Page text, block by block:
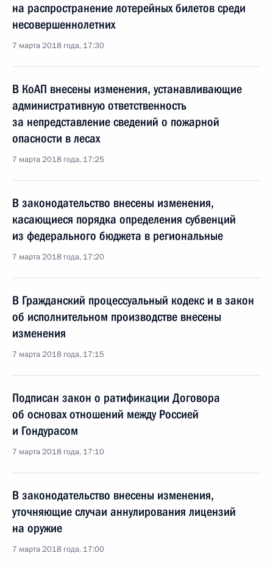
на распространение лотерейных билетов среди
несовершеннолетних
7 марта 2018 года, 17:30
В КоАП внесены изменения, устанавливающие
административную ответственность
за непредставление сведений о пожарной
опасности в лесах
7 марта 2018 года, 17:25
В законодательство внесены изменения,
касающиеся порядка определения субвенций
из федерального бюджета в региональные
7 марта 2018 года, 17:20
В Гражданский процессуальный кодекс и в закон
об исполнительном производстве внесены
изменения
7 марта 2018 года, 17:15
Подписан закон о ратификации Договора
об основах отношений между Россией
и Гондурасом
7 марта 2018 года, 17:10
В законодательство внесены изменения,
уточняющие случаи аннулирования лицензий
на оружие
7 марта 2018 года, 17:00